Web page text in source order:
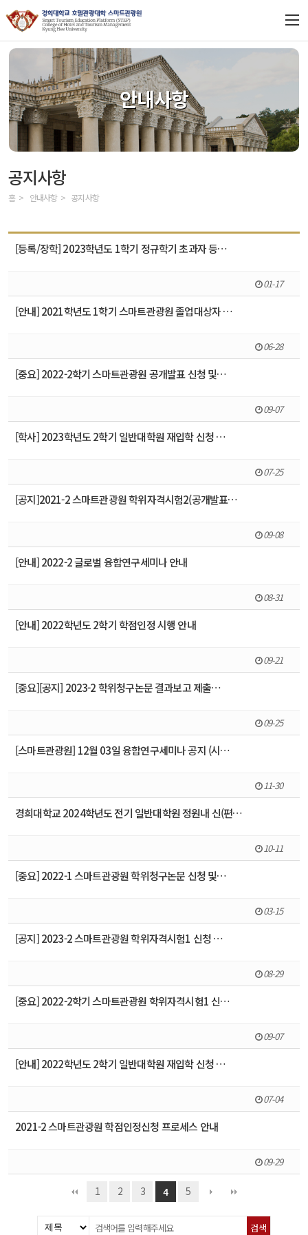
LOGIN JOIN
대학원
교수 및 학생 소개
입학안내
안내사항
공지사항
홈 안내사항 공지사항
[등록/장학] 2023학년도 1학기 정규학기 초과자 등…
01-17
[안내] 2021학년도 1학기 스마트관광원 졸업대상자 …
06-28
[중요] 2022-2학기 스마트관광원 공개발표 신청 및…
09-07
[학사] 2023학년도 2학기 일반대학원 재입학 신청 …
07-25
[공지]2021-2 스마트관광원 학위자격시험2(공개발표…
09-08
[안내] 2022-2 글로벌 융합연구세미나 안내
08-31
[안내] 2022학년도 2학기 학점인정 시행 안내
09-21
[중요][공지] 2023-2 학위청구논문 결과보고 제출…
09-25
[스마트관광원] 12월 03일 융합연구세미나 공지 (시…
11-30
경희대학교 2024학년도 전기 일반대학원 정원내 신(편…
10-11
[중요] 2022-1 스마트관광원 학위청구논문 신청 및…
03-15
[공지] 2023-2 스마트관광원 학위자격시험1 신청 …
08-29
[중요] 2022-2학기 스마트관광원 학위자격시험1 신…
09-07
[안내] 2022학년도 2학기 일반대학원 재입학 신청 …
07-04
2021-2 스마트관광원 학점인정신청 프로세스 안내
09-29
1 2 3 4 5